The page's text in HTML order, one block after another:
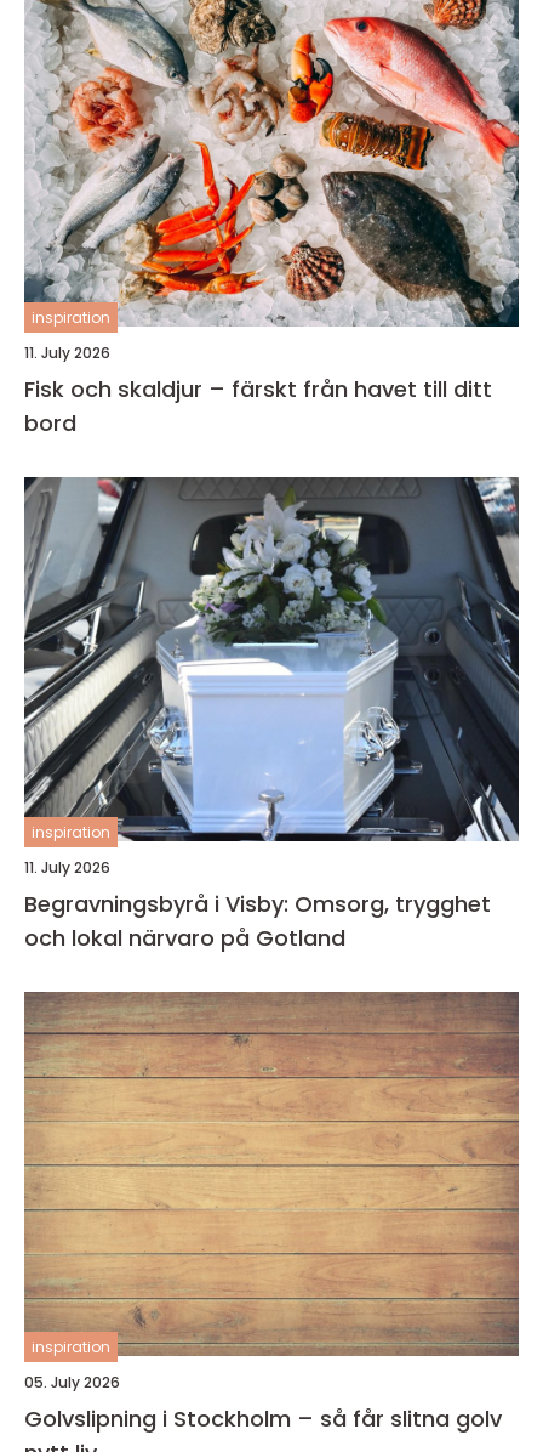
inspiration
11. July 2026
Fisk och skaldjur – färskt från havet till ditt
bord
inspiration
11. July 2026
Begravningsbyrå i Visby: Omsorg, trygghet
och lokal närvaro på Gotland
inspiration
05. July 2026
Golvslipning i Stockholm – så får slitna golv